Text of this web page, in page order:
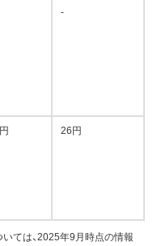
-
26円
ては、2025年9月時点の情報